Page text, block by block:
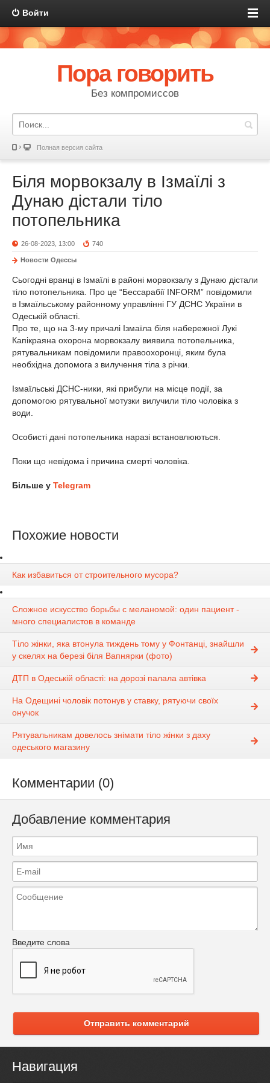
Войти
Пора говорить
Без компромиссов
Полная версия сайта
Біля морвокзалу в Ізмаїлі з
Дунаю дістали тіло
потопельника
26-08-2023, 13:00 740
Новости Одессы
Сьогодні вранці в Ізмаїлі в районі морвокзалу з Дунаю дістали
тіло потопельника. Про це “Бессарабії INFORM” повідомили
в Ізмаїльському районному управлінні ГУ ДСНС України в
Одеській області.
Про те, що на 3-му причалі Ізмаїла біля набережної Лукі
Капікраяна охорона морвокзалу виявила потопельника,
рятувальникам повідомили правоохоронці, яким була
необхідна допомога з вилучення тіла з річки.
Ізмаїльські ДСНС-ники, які прибули на місце події, за
допомогою рятувальної мотузки вилучили тіло чоловіка з
води.
Особисті дані потопельника наразі встановлюються.
Поки що невідома і причина смерті чоловіка.
Більше у Telegram
Похожие новости
Как избавиться от строительного мусора?
Сложное искусство борьбы с меланомой: один пациент -
много специалистов в команде
Тіло жінки, яка втонула тиждень тому у Фонтанці, знайшли
у скелях на березі біля Вапнярки (фото)
ДТП в Одеській області: на дорозі палала автівка
На Одещині чоловік потонув у ставку, рятуючи своїх
онучок
Рятувальникам довелось знімати тіло жінки з даху
одеського магазину
Комментарии (0)
Добавление комментария
Введите слова
Отправить комментарий
Навигация